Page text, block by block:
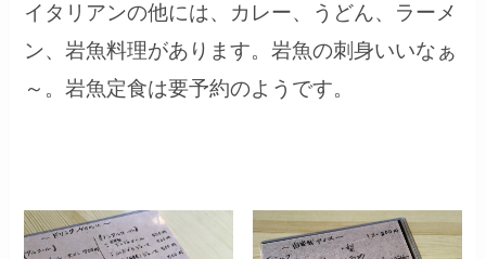
イタリアンの他には、カレー、うどん、ラーメ
ン、岩魚料理があります。岩魚の刺身いいなぁ
～。岩魚定食は要予約のようです。